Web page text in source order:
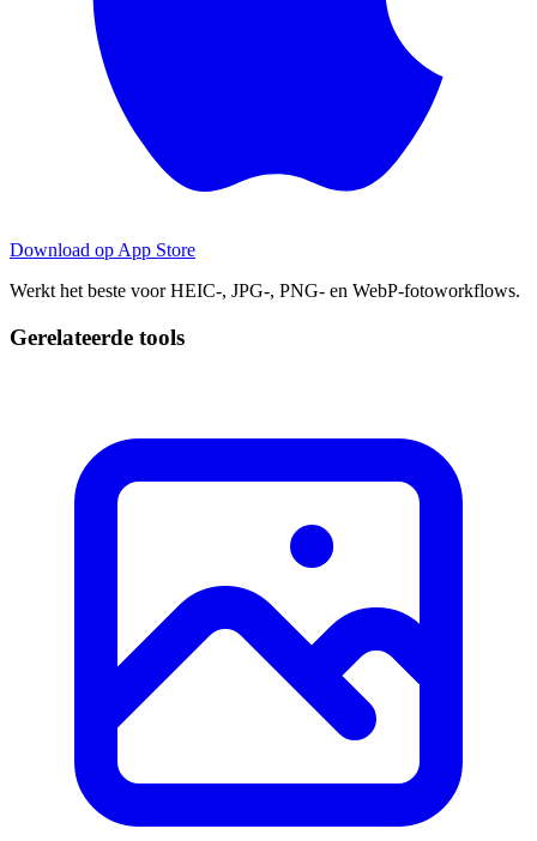
Download op App Store
Werkt het beste voor HEIC-, JPG-, PNG- en WebP-fotoworkflows.
Gerelateerde tools